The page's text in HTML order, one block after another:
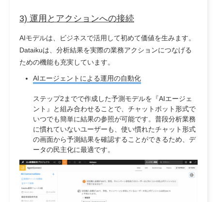
3) 運用とアクションへの接続
AIモデルは、ビジネスで活用して初めて価値を生みます。
Dataikuは、分析結果を実際の業務アクションにつなげる
ための機能も充実しています。
AIエージェントによる運用の自動化
ステップ2までで作成した予測モデルを『AIエージェ
ント』と組み合わせることで、チャットボット形式で
いつでも簡単に結果の参照が可能です。普段分析業務
に慣れていないユーザーも、使い慣れたチャット形式
の画面から予測結果を確認することができるため、デ
ータの民主化に最適です。